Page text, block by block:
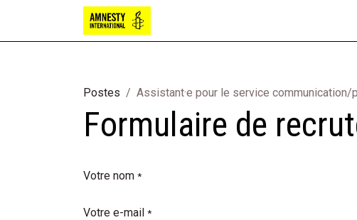
Postes Assistant·e pour le service communication/
Formulaire de
Votre nom *
Votre e-mail *